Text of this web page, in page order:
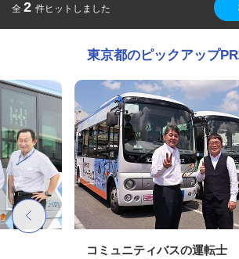
全 2 件ヒットしました
東京都のピックアップ
コミュニティバスの運転士